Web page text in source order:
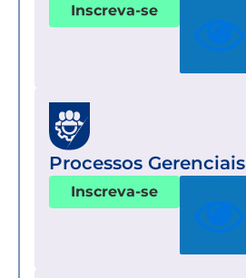
Inscreva-se
Processos Gerenciais
Inscreva-se